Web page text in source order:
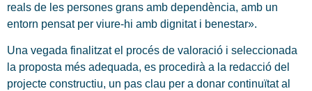
reals de les persones grans amb dependència, amb un
entorn pensat per viure-hi amb dignitat i benestar».
Una vegada finalitzat el procés de valoració i seleccionada
la proposta més adequada, es procedirà a la redacció del
projecte constructiu, un pas clau per a donar continuïtat al